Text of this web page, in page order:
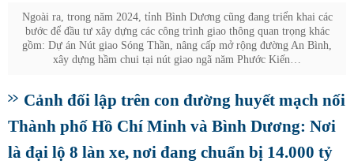
Ngoài ra, trong năm 2024, tỉnh Bình Dương cũng đang triển khai các
bước để đầu tư xây dựng các công trình giao thông quan trọng khác
gồm: Dự án Nút giao Sóng Thần, nâng cấp mở rộng đường An Bình,
xây dựng hầm chui tại nút giao ngã năm Phước Kiến…
Cảnh đối lập trên con đường huyết mạch nối
Thành phố Hồ Chí Minh và Bình Dương: Nơi
là đại lộ 8 làn xe, nơi đang chuẩn bị 14.000 tỷ